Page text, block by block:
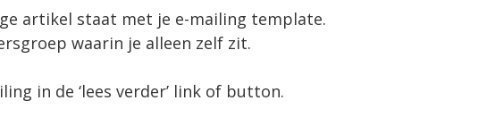
artikel staat met je e-mailing template.
waarin je alleen zelf zit.
in de ‘lees verder’ link of button.